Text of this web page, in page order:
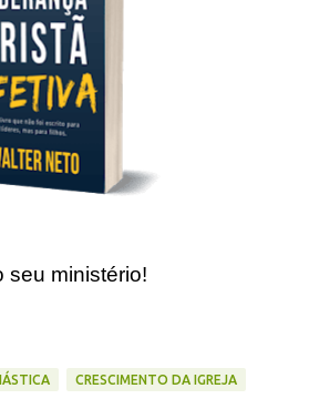
seu ministério!
CRESCIMENTO DA IGREJA